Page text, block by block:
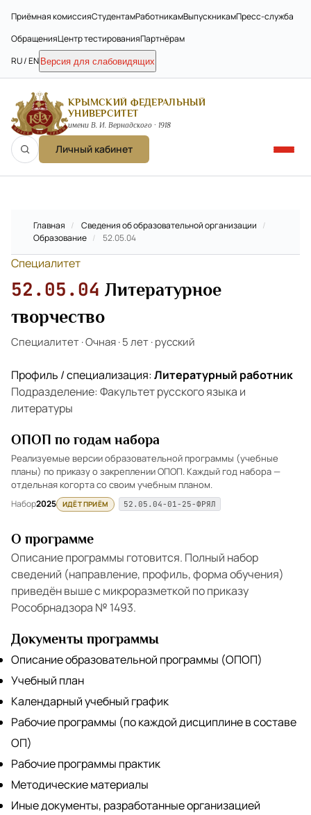
Приёмная комиссияСтудентамРаботникамВыпускникамПресс-служба
ОбращенияЦентр тестированияПартнёрам
RU / EN Версия для слабовидящих
КРЫМСКИЙ ФЕДЕРАЛЬНЫЙ
УНИВЕРСИТЕТ
имени В. И. Вернадского · 1918
Личный кабинет
Главная / Сведения об образовательной организации /
Образование / 52.05.04
Специалитет
52.05.04 Литературное
творчество
Специалитет·Очная·5 лет·русский
Профиль / специализация:Литературный работник
Подразделение: Факультет русского языка и
литературы
ОПОП по годам набора
Реализуемые версии образовательной программы (учебные
планы) по приказу о закреплении ОПОП. Каждый год набора —
отдельная когорта со своим учебным планом.
Набор2025 ИДЁТ ПРИЁМ 52.05.04-01-25-ФРЯЛ
О программе
Описание программы готовится. Полный набор
сведений (направление, профиль, форма обучения)
приведён выше с микроразметкой по приказу
Рособрнадзора № 1493.
Документы программы
Описание образовательной программы (ОПОП)
Учебный план
Календарный учебный график
Рабочие программы (по каждой дисциплине в составе
ОП)
Рабочие программы практик
Методические материалы
Иные документы, разработанные организацией